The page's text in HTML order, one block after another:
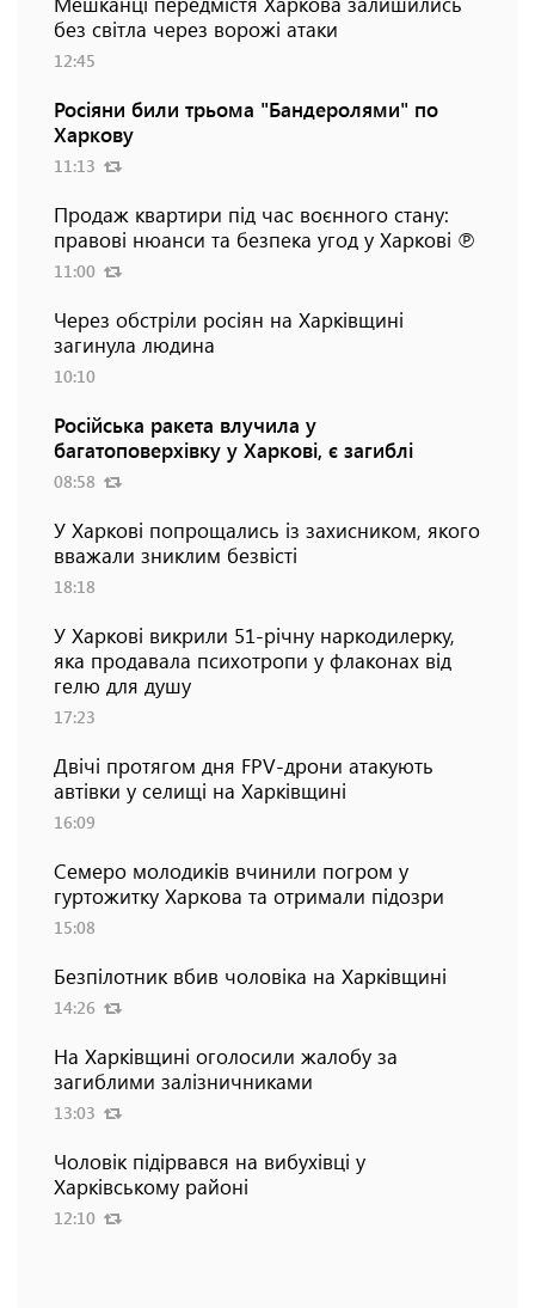
без світла через ворожі атаки
12:45
Росіяни били трьома "Бандеролями" по
Харкову
11:13
Продаж квартири під час воєнного стану:
правові нюанси та безпека угод у Харкові ℗
11:00
Через обстріли росіян на Харківщині
загинула людина
10:10
Російська ракета влучила у
багатоповерхівку у Харкові, є загиблі
08:58
У Харкові попрощались із захисником, якого
вважали зниклим безвісті
18:18
У Харкові викрили 51-річну наркодилерку,
яка продавала психотропи у флаконах від
гелю для душу
17:23
Двічі протягом дня FPV-дрони атакують
автівки у селищі на Харківщині
16:09
Семеро молодиків вчинили погром у
гуртожитку Харкова та отримали підозри
15:08
Безпілотник вбив чоловіка на Харківщині
14:26
На Харківщині оголосили жалобу за
загиблими залізничниками
13:03
Чоловік підірвався на вибухівці у
Харківському районі
12:10